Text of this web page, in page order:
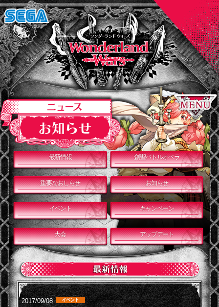
最新情報 創聖バトルオペラ
重要なおしらせ お知らせ
イベント キャンペーン
大会 アップデート
2017/09/08